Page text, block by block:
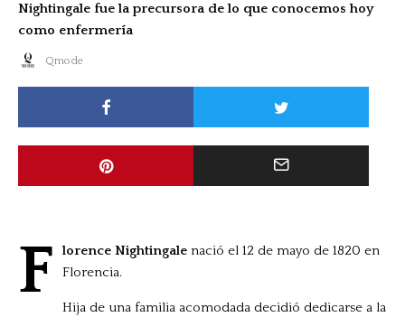
Nightingale fue la precursora de lo que conocemos hoy
como enfermería
Qmode
F lorence Nightingale nació el 12 de mayo de 1820 en
Florencia.
Hija de una familia acomodada decidió dedicarse a la